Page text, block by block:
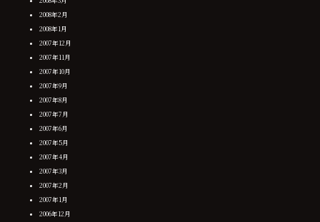
2008年2月
2008年1月
2007年12月
2007年11月
2007年10月
2007年9月
2007年8月
2007年7月
2007年6月
2007年5月
2007年4月
2007年3月
2007年2月
2007年1月
2006年12月